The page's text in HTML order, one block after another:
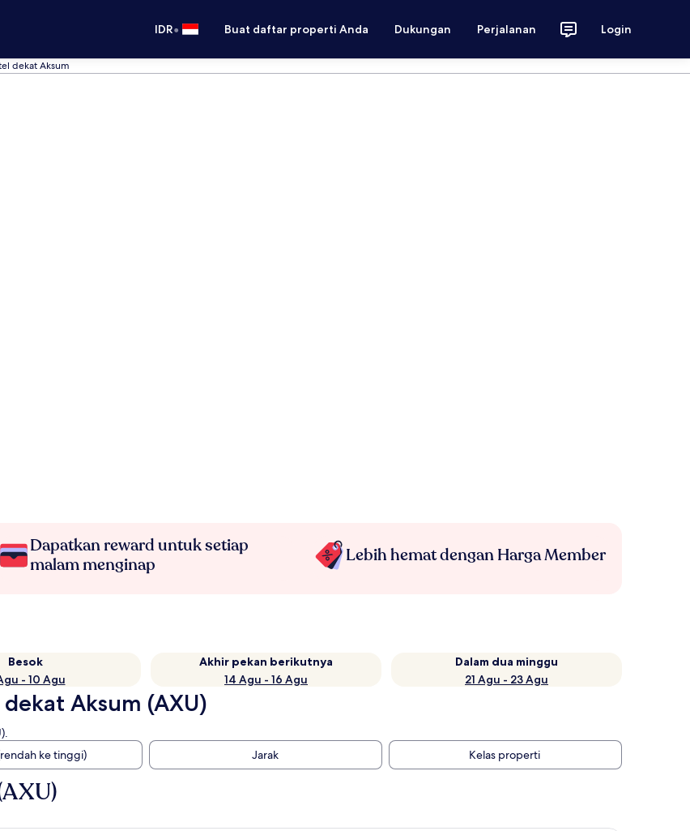
IDR• Buat daftar properti Anda Dukungan Perjalanan Login
dekat Aksum
Dapatkan reward untuk setiap
malam menginap
Lebih hemat dengan Harga Member
Besok
- 10 Agu
Akhir pekan berikutnya
14 Agu - 16 Agu
Dalam dua minggu
21 Agu - 23 Agu
Aksum (AXU)
ke tinggi) Jarak Kelas properti